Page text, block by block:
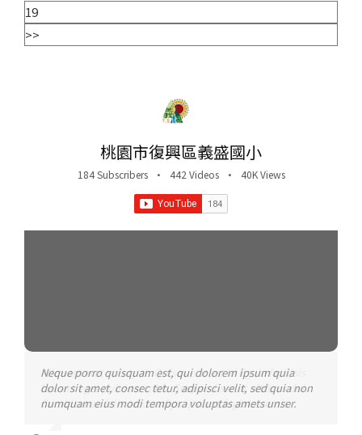
19
>>
桃園市復興區義盛國小
184 Subscribers • 442 Videos • 40K Views
Neque porro quisquam est, qui dolorem ipsum quia
dolor sit amet, consec tetur, adipisci velit, sed quia non
numquam eius modi tempora voluptas amets unser.
Aliquam erat volutpat. Quisque at est id ligula facilisis
laoreet eget pulvinar nibh. Suspendisse at ultrices dui.
Curabitur ac felis arcu sadips ipsums fugiats nemis.